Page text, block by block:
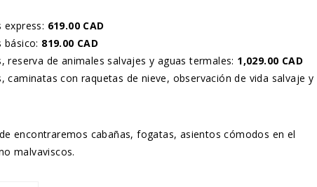
619.00 CAD
básico: 819.00 CAD
de animales salvajes y aguas termales: 1,029.00 CAD
caminatas con raquetas de nieve, observación de vida salvaje y
encontraremos cabañas, fogatas, asientos cómodos en el
malvaviscos.